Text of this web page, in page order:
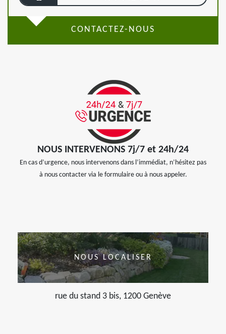
CONTACTEZ-NOUS
NOUS INTERVENONS 7j/7 et 24h/24
En cas d’urgence, nous intervenons dans l’immédiat, n’hésitez pas
à nous contacter via le formulaire ou à nous appeler.
NOUS LOCALISER
rue du stand 3 bis, 1200 Genève